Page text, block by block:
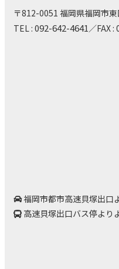
リペアサービス
情報誌
広報誌
〒812-0051 福岡県福岡市
TEL : 092-642-4641／FAX
福岡市都市高速貝塚出口
高速貝塚出口バス停より